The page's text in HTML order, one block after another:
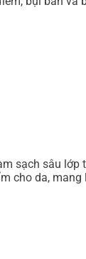
sạch sâu lớp
cho da,